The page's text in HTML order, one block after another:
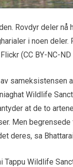
Rovdyr deler nå
i noen deler.
(CC BY-NC-ND
sameksistensen
Wildlife
at de to
Men
deres, sa
Tappu Wildlife